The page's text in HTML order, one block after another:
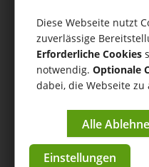
Diese Webseite nutzt
zuverlässige
Erforderliche Cookies
notwendig. Optionale
dabei, die Webseite
Impressum|
Einstellungen